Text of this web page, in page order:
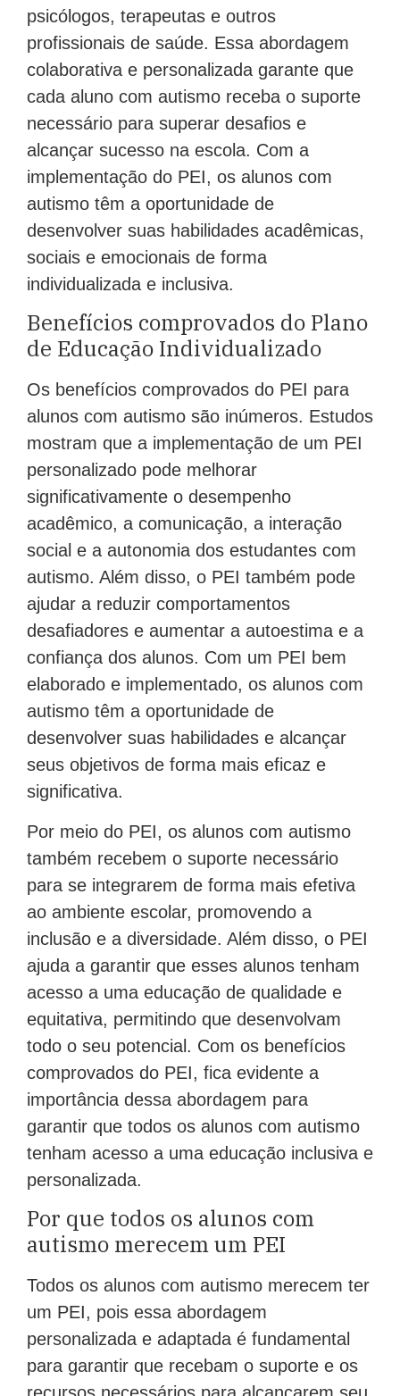
psicólogos, terapeutas e outros
profissionais de saúde. Essa abordagem
colaborativa e personalizada garante que
cada aluno com autismo receba o suporte
necessário para superar desafios e
alcançar sucesso na escola. Com a
implementação do PEI, os alunos com
autismo têm a oportunidade de
desenvolver suas habilidades acadêmicas,
sociais e emocionais de forma
individualizada e inclusiva.
Benefícios comprovados do Plano
de Educação Individualizado
Os benefícios comprovados do PEI para
alunos com autismo são inúmeros. Estudos
mostram que a implementação de um PEI
personalizado pode melhorar
significativamente o desempenho
acadêmico, a comunicação, a interação
social e a autonomia dos estudantes com
autismo. Além disso, o PEI também pode
ajudar a reduzir comportamentos
desafiadores e aumentar a autoestima e a
confiança dos alunos. Com um PEI bem
elaborado e implementado, os alunos com
autismo têm a oportunidade de
desenvolver suas habilidades e alcançar
seus objetivos de forma mais eficaz e
significativa.
Por meio do PEI, os alunos com autismo
também recebem o suporte necessário
para se integrarem de forma mais efetiva
ao ambiente escolar, promovendo a
inclusão e a diversidade. Além disso, o PEI
ajuda a garantir que esses alunos tenham
acesso a uma educação de qualidade e
equitativa, permitindo que desenvolvam
todo o seu potencial. Com os benefícios
comprovados do PEI, fica evidente a
importância dessa abordagem para
garantir que todos os alunos com autismo
tenham acesso a uma educação inclusiva e
personalizada.
Por que todos os alunos com
autismo merecem um PEI
Todos os alunos com autismo merecem ter
um PEI, pois essa abordagem
personalizada e adaptada é fundamental
para garantir que recebam o suporte e os
recursos necessários para alcançarem seu